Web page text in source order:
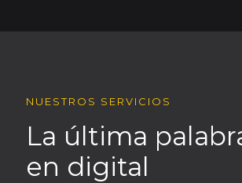
NUESTROS SERVICIOS
La última
en digital